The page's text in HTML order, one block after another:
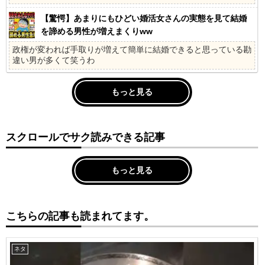
【驚愕】あまりにもひどい婚活女さんの実態を見て結婚
を諦める男性が増えまくりww
政権が変われば手取りが増えて簡単に結婚できると思っている勘
違い男が多くて笑うわ
もっと見る
スクロールでサク読みできる記事
もっと見る
こちらの記事も読まれてます。
ネタ